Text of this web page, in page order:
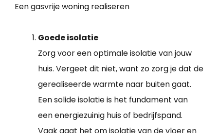
Een gasvrije woning realiseren
Goede isolatie
Zorg voor een optimale isolatie van jouw
huis. Vergeet dit niet, want zo zorg je dat de
gerealiseerde warmte naar buiten gaat.
Een solide isolatie is het fundament van
een energiezuinig huis of bedrijfspand.
Vaak gaat het om isolatie van de vloer en